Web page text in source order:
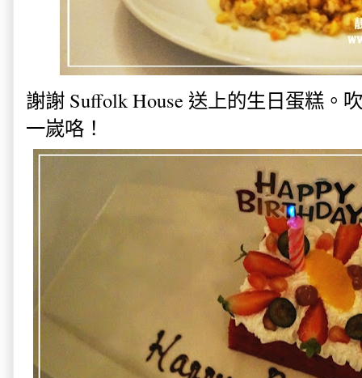
謝謝 Suffolk House 送上的生日蛋糕。
一嵗咯！